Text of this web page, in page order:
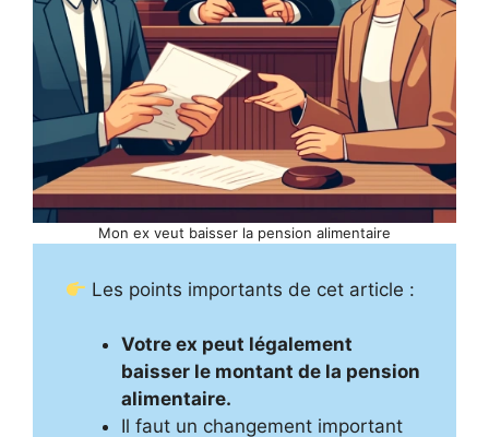
Mon ex veut baisser la pension alimentaire
Les points importants de cet article :
Votre ex peut légalement
baisser le montant de la pension
alimentaire.
Il faut un changement important